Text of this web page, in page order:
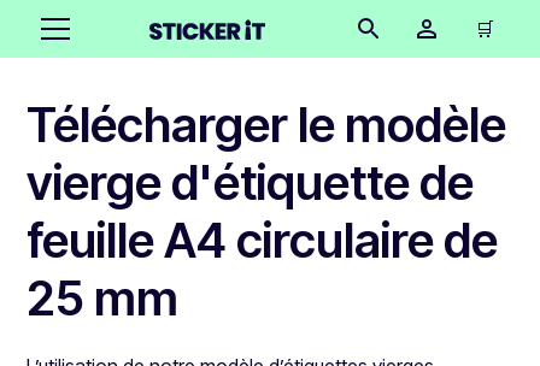
🛒
Télécharger le modèle
vierge d'étiquette de
feuille A4 circulaire de
25 mm